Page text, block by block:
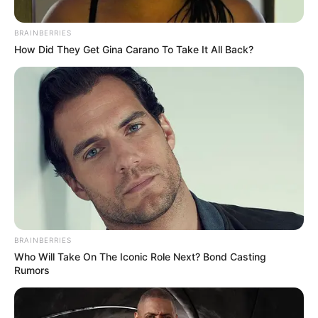
Bilder von Sehenswürdigkeiten mit touristischen
Informationen über Eisenach:
BRAINBERRIES
How Did They Get Gina Carano To Take It All Back?
BRAINBERRIES
Who Will Take On The Iconic Role Next? Bond Casting
Rumors